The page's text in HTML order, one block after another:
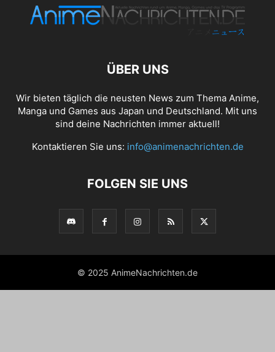
ÜBER UNS
Wir bieten täglich die neusten News zum Thema Anime,
Manga und Games aus Japan und Deutschland. Mit uns
sind deine Nachrichten immer aktuell!
Kontaktieren Sie uns: info@animenachrichten.de
FOLGEN SIE UNS
© 2025 AnimeNachrichten.de